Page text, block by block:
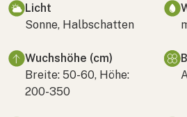
Licht
Sonne, Halbschatten
Wuchshöhe (cm)
Breite: 50-60, Höhe:
200-350